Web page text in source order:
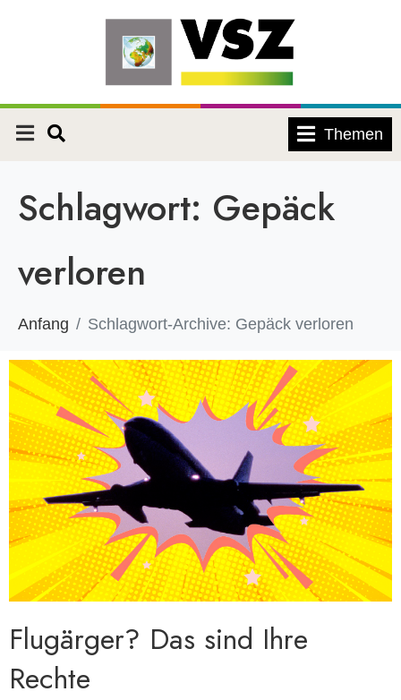
Themen
Schlagwort: Gepäck
verloren
Anfang Schlagwort-Archive: Gepäck verloren
Flugärger? Das sind Ihre
Rechte